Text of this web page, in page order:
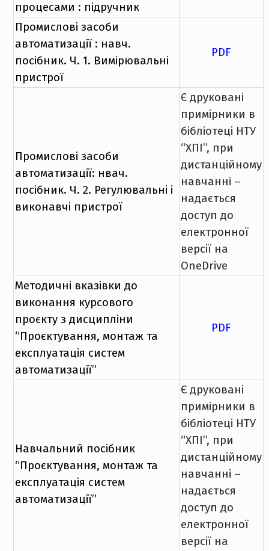
процесами : підручник
Промислові засоби
автоматизації : навч.
посібник. Ч. 1. Вимірювальні
пристрої
PDF
Промислові засоби
автоматизації: нвач.
посібник. Ч. 2. Регулювальні і
виконавчі пристрої
Є друковані
примірники в
бібліотеці НТУ
“ХПІ”, при
дистанційному
навчанні –
надається
доступ до
електронної
версії на
OneDrive
Методичні вказівки до
виконання курсового
проєкту з дисципліни
“Проєктування, монтаж та
експлуатація систем
автоматизації”
PDF
Навчальний посібник
“Проєктування, монтаж та
експлуатація систем
автоматизації”
Є друковані
примірники в
бібліотеці НТУ
“ХПІ”, при
дистанційному
навчанні –
надається
доступ до
електронної
версії на